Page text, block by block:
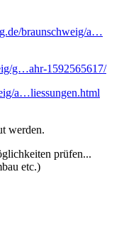
braunschweig/a…
g…ahr-1592565617/
a…liessungen.html
werden.
prüfen...
etc.)